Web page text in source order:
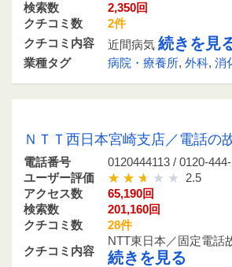
検索数
2,350回
クチコミ数
2件
クチコミ内容
近間病気 続きを見
業種タグ 病院・療養所, 外科, 消
ＮＴＴ西日本宮崎支店／電話の
電話番号
0120444113 / 0120-
ユーザー評価
2.5
アクセス数
65,190回
検索数
201,160回
クチコミ数
28件
クチコミ内容
NTT東日本／固定電話
続きを見る